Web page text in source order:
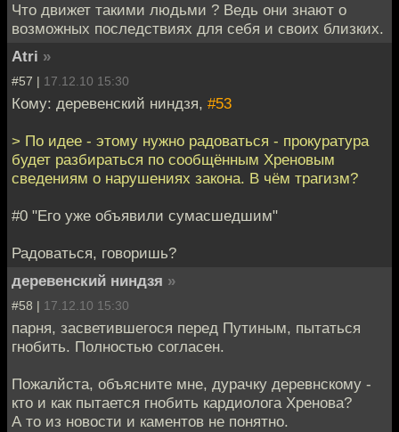
Что движет такими людьми ? Ведь они знают о
возможных последствиях для себя и своих близких.
Atri »
#57 | 17.12.10 15:30
Кому: деревенский ниндзя, #53
> По идее - этому нужно радоваться - прокуратура
будет разбираться по сообщённым Хреновым
сведениям о нарушениях закона. В чём трагизм?
#0 "Его уже объявили сумасшедшим"
Радоваться, говоришь?
деревенский ниндзя »
#58 | 17.12.10 15:30
парня, засветившегося перед Путиным, пытаться
гнобить. Полностью согласен.
Пожалйста, объясните мне, дурачку деревнскому -
кто и как пытается гнобить кардиолога Хренова?
А то из новости и каментов не понятно.